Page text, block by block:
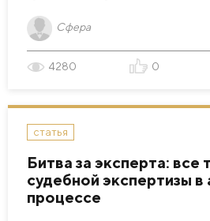
Сфера
4280 0
статья
Битва за эксперта: все
судебной экспертизы
процессе